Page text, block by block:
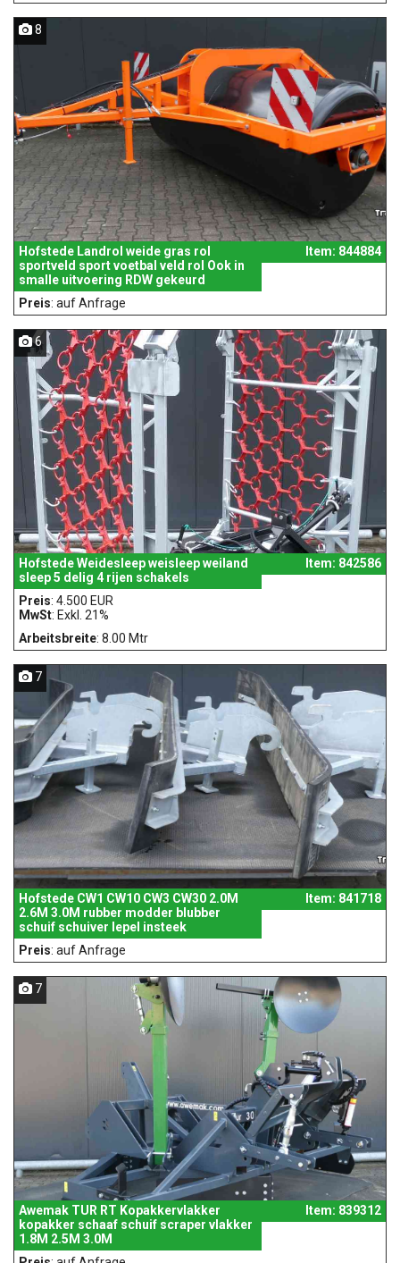
8
Hofstede Landrol weide gras rol
sportveld sport voetbal veld rol Ook in
smalle uitvoering RDW gekeurd
Item: 844884
Preis: auf Anfrage
6
Hofstede Weidesleep weisleep weiland
sleep 5 delig 4 rijen schakels
Item: 842586
Preis: 4.500 EUR
MwSt: Exkl. 21%
Arbeitsbreite: 8.00 Mtr
7
Hofstede CW1 CW10 CW3 CW30 2.0M
2.6M 3.0M rubber modder blubber
schuif schuiver lepel insteek
Item: 841718
Preis: auf Anfrage
7
Awemak TUR RT Kopakkervlakker
kopakker schaaf schuif scraper vlakker
1.8M 2.5M 3.0M
Item: 839312